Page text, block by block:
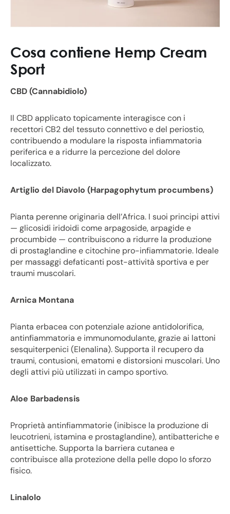
Cosa contiene Hemp Cream
Sport
CBD (Cannabidiolo)
Il CBD applicato topicamente interagisce con i
recettori CB2 del tessuto connettivo e del periostio,
contribuendo a modulare la risposta infiammatoria
periferica e a ridurre la percezione del dolore
localizzato.
Artiglio del Diavolo (Harpagophytum procumbens)
Pianta perenne originaria dell’Africa. I suoi principi attivi
— glicosidi iridoidi come arpagoside, arpagide e
procumbide — contribuiscono a ridurre la produzione
di prostaglandine e citochine pro-infiammatorie. Ideale
per massaggi defaticanti post-attività sportiva e per
traumi muscolari.
Arnica Montana
Pianta erbacea con potenziale azione antidolorifica,
antinfiammatoria e immunomodulante, grazie ai lattoni
sesquiterpenici (Elenalina). Supporta il recupero da
traumi, contusioni, ematomi e distorsioni muscolari. Uno
degli attivi più utilizzati in campo sportivo.
Aloe Barbadensis
Proprietà antinfiammatorie (inibisce la produzione di
leucotrieni, istamina e prostaglandine), antibatteriche e
antisettiche. Supporta la barriera cutanea e
contribuisce alla protezione della pelle dopo lo sforzo
fisico.
Linalolo